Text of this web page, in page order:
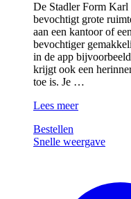
De Stadler Form
bevochtigt grote
aan een kantoor of
bevochtiger
in de app
krijgt ook een
toe is. Je …
Stadler
Karl
Big
Lees meer
Bestellen
Snelle weergave